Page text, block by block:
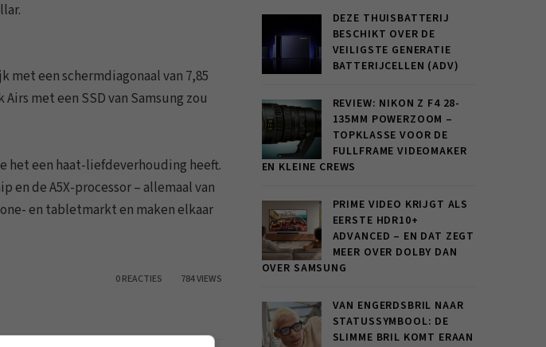
met een schermdiagonaal van 7,85
met een SSD van Samsung zou
het een haat-liefdeverhouding heeft.
en de A5X-processor – allemaal van
en tabletmarkt en maken elkaar
0 REACTIES 784 VIEWS
DEZE THUISBATTERIJ
BESCHIKT OVER DE
VEILIGSTE GENERATIE
BATTERIJCELLEN (ADV)
REVIEW: NIKON Z F4 28-
135MM POWERZOOM –
TOPKLASSE VOOR DE
FULLFRAME VIDEOMAKER
EN KLEINE CREWS
PRIME VIDEO KRIJGT ALS
EERSTE HDR10+
ADVANCED – EN DAT ZEGT
MEER OVER DOLBY DAN
OVER SAMSUNG
VAN ENGERDSBRIL NAAR
STATUSSYMBOOL: DE
SLIMME BRIL KOMT ERAAN